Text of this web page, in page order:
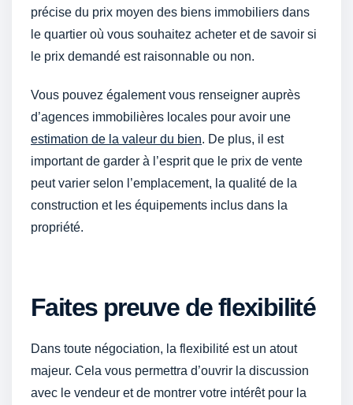
précise du prix moyen des biens immobiliers dans
le quartier où vous souhaitez acheter et de savoir si
le prix demandé est raisonnable ou non.
Vous pouvez également vous renseigner auprès
d’agences immobilières locales pour avoir une
estimation de la valeur du bien. De plus, il est
important de garder à l’esprit que le prix de vente
peut varier selon l’emplacement, la qualité de la
construction et les équipements inclus dans la
propriété.
Faites preuve de flexibilité
Dans toute négociation, la flexibilité est un atout
majeur. Cela vous permettra d’ouvrir la discussion
avec le vendeur et de montrer votre intérêt pour la